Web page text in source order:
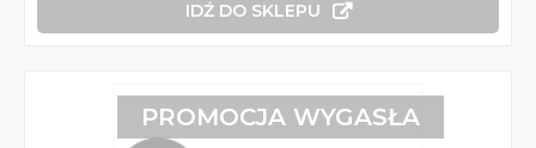
IDŹ DO SKLEPU
PROMOCJA WYGASŁA